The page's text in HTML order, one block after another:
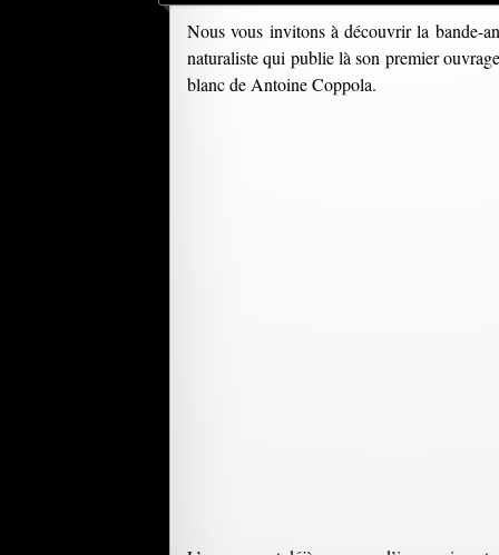
Nous vous invitons à découvrir la bande-
naturaliste qui publie là son premier
blanc de Antoine Coppola.